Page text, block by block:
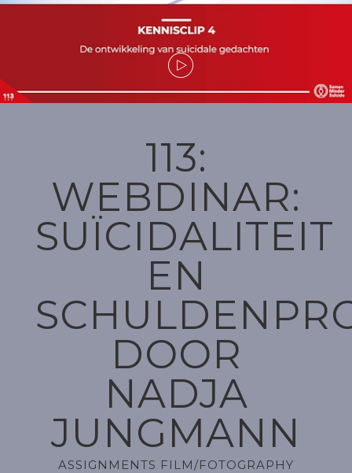
113:
WEBDINAR:
SUÏCIDALITEIT
EN
DOOR
NADJA
JUNGMANN
ASSIGNMENTS FILM/FOTOGRAPHY